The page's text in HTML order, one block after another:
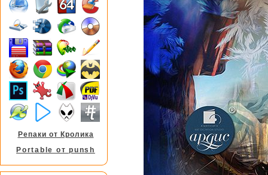
Репаки от Кролика
Portable от punsh